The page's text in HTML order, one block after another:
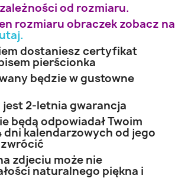
od rozmiaru.
rozmiaru obraczek zobacz na
.
dostaniesz certyfikat
pierścionka
będzie w gustowne
2-letnia gwarancja
będą odpowiadał Twoim
dni kalendarzowych od jego
zdjeciu może nie
naturalnego piękna i